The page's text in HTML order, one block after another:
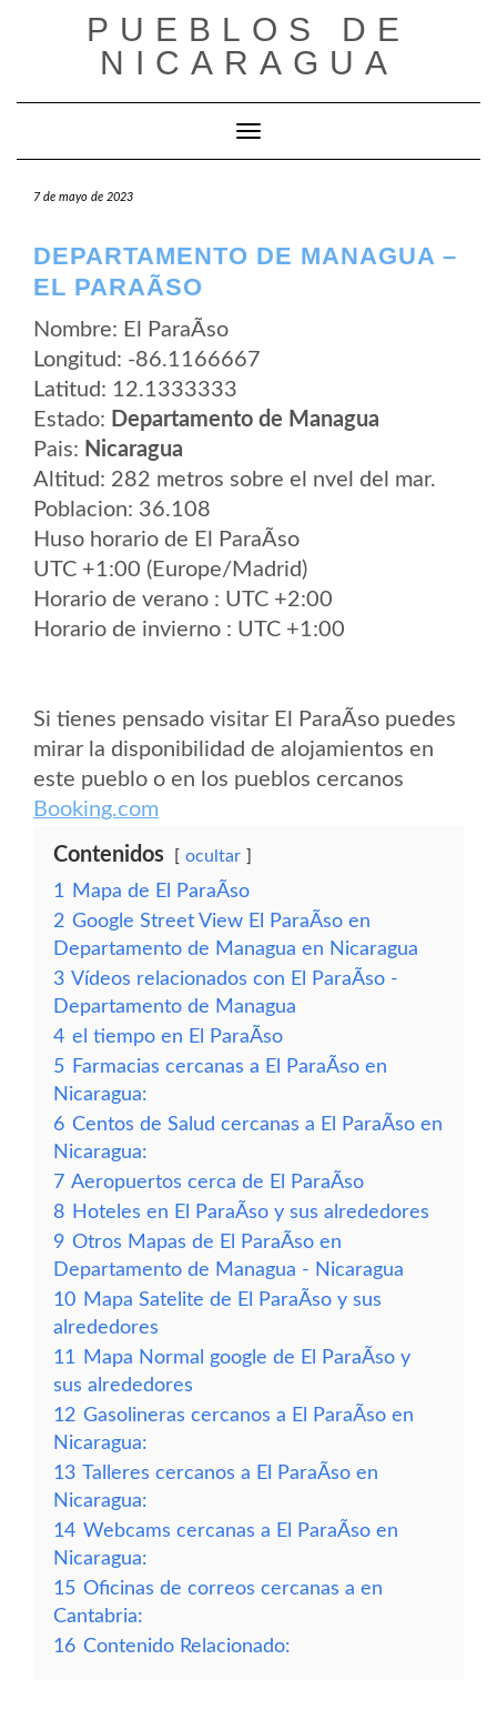
PUEBLOS DE
NICARAGUA
Cambiar modo de navegación
7 de mayo de 2023
DEPARTAMENTO DE MANAGUA –
EL PARAÃ­SO
Nombre: El ParaÃ­so
Longitud: -86.1166667
Latitud: 12.1333333
Estado: Departamento de Managua
Pais: Nicaragua
Altitud: 282 metros sobre el nvel del mar.
Poblacion: 36.108
Huso horario de El ParaÃ­so
UTC +1:00 (Europe/Madrid)
Horario de verano : UTC +2:00
Horario de invierno : UTC +1:00
Si tienes pensado visitar El ParaÃ­so puedes
mirar la disponibilidad de alojamientos en
este pueblo o en los pueblos cercanos
Booking.com
Contenidos ocultar
1
Mapa de El ParaÃ­so
2 Google Street View El ParaÃ­so en
Departamento de Managua en Nicaragua
3 Vídeos relacionados con El ParaÃ­so -
Departamento de Managua
4 el tiempo en El ParaÃ­so
5 Farmacias cercanas a El ParaÃ­so en
Nicaragua:
6 Centos de Salud cercanas a El ParaÃ­so en
Nicaragua:
7 Aeropuertos cerca de El ParaÃ­so
8 Hoteles en El ParaÃ­so y sus alrededores
9 Otros Mapas de El ParaÃ­so en
Departamento de Managua - Nicaragua
10 Mapa Satelite de El ParaÃ­so y sus
alrededores
11
Mapa Normal google de El ParaÃ­so y
sus alrededores
12 Gasolineras cercanos a El ParaÃ­so en
Nicaragua:
13 Talleres cercanos a El ParaÃ­so en
Nicaragua:
14 Webcams cercanas a El ParaÃ­so en
Nicaragua:
15 Oficinas de correos cercanas a en
Cantabria:
16 Contenido Relacionado: